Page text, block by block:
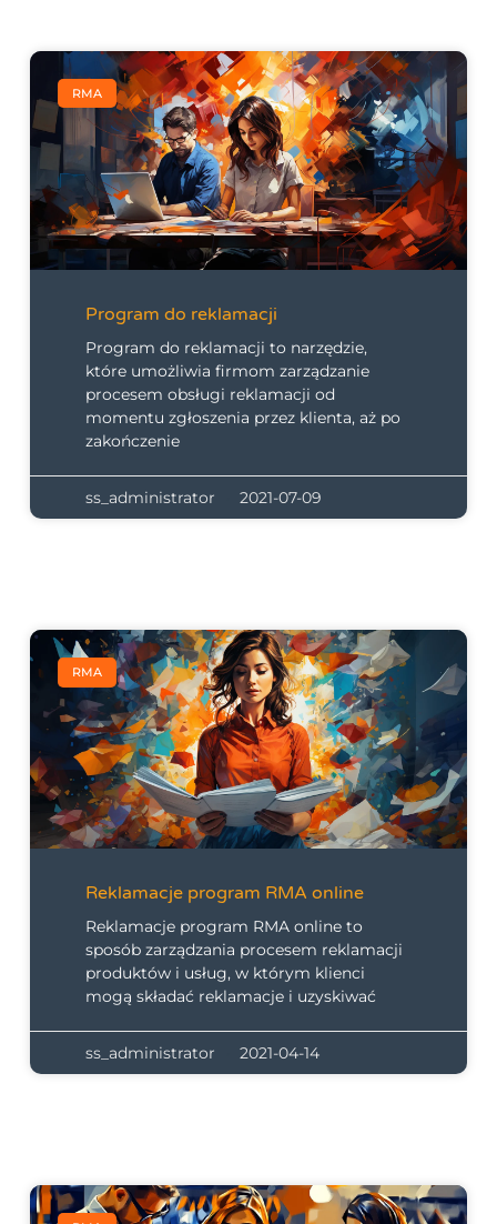
RMA
Program do reklamacji
Program do reklamacji to narzędzie,
które umożliwia firmom zarządzanie
procesem obsługi reklamacji od
momentu zgłoszenia przez klienta, aż po
zakończenie
ss_administrator 2021-07-09
RMA
Reklamacje program RMA online
Reklamacje program RMA online to
sposób zarządzania procesem reklamacji
produktów i usług, w którym klienci
mogą składać reklamacje i uzyskiwać
ss_administrator 2021-04-14